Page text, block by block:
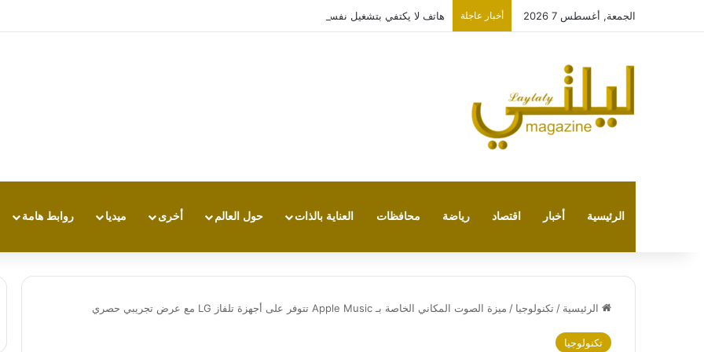
الجمعة, أغسطس 7 2026 أخبار عاجلة هاتف لا يكتفي بتشغيل نفسه: تجربة طاقة متقدمة مع HONOR X7e Plus 5G
الرئيسية أخبار اقتصاد رياضة محافظات العناية بالذات حول العالم أخرى ميديا روابط هامة
الرئيسية / تكنولوجيا / ميزة الصوت المكاني الخاصة بـ Apple Music تتوفر على أجهزة تلفاز LG مع عرض تجريبي حصري
تكنولوجيا